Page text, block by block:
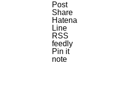
Post
Share
Hatena
Line
RSS
feedly
Pin it
note